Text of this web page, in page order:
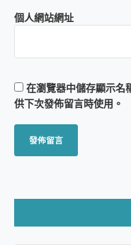
個人網站網址
在瀏覽器中儲存顯示名
供下次發佈留言時使用。